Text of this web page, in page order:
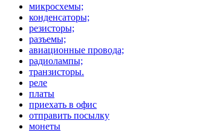
микросхемы;
конденсаторы;
резисторы;
разъемы;
авиационные провода;
радиолампы;
транзисторы.
реле
платы
приехать в офис
отправить посылку
монеты